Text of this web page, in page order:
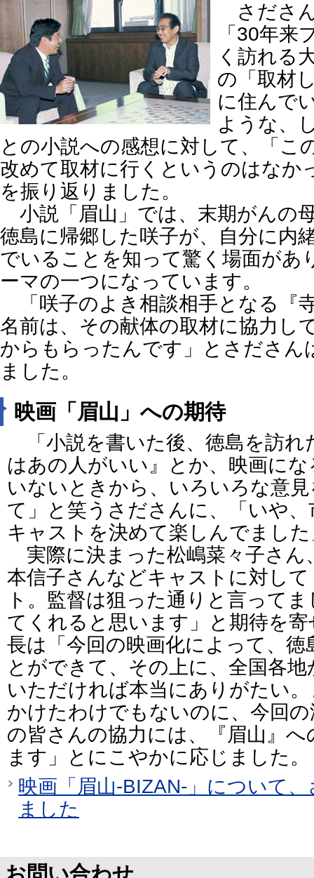
さださ
「30年来
く訪れる
の「取材
に住んで
ような、
との小説への感想に対して、「こ
改めて取材に行くというのはなか
を振り返りました。
小説「眉山」では、末期がんの
徳島に帰郷した咲子が、自分に内
でいることを知って驚く場面があ
ーマの一つになっています。
「咲子のよき相談相手となる『
名前は、その献体の取材に協力し
からもらったんです」とさださん
ました。
映画「眉山」への期待
「小説を書いた後、徳島を訪れ
はあの人がいい』とか、映画に
いないときから、いろいろな意
て」と笑うさださんに、「いや
キャストを決めて楽しんでまし
実際に決まった松嶋菜々子さん
本信子さんなどキャストに対し
ト。監督は狙った通りと言って
てくれると思います」と期待を
長は「今回の映画化によって、
とができて、その上に、全国各
いただければ本当にありがたい
かけたわけでもないのに、今回
の皆さんの協力には、『眉山』
ます」とにこやかに応じました。
映画「眉山-BIZAN-」について
ました